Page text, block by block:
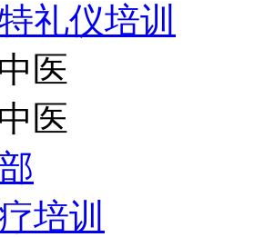
礼仪培训
医
医
培训